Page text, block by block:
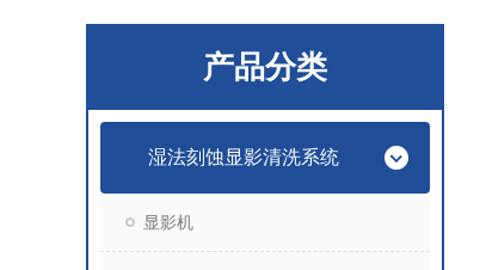
产品分类
湿法刻蚀显影清洗系统
显影机